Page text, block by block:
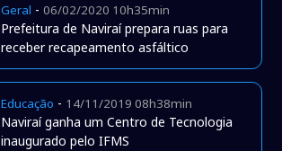
Geral -06/02/2020 10h35min
Prefeitura de Naviraí prepara ruas para
receber recapeamento asfáltico
Educação - 14/11/2019 08h38min
Naviraí ganha um Centro de Tecnologia
inaugurado pelo IFMS